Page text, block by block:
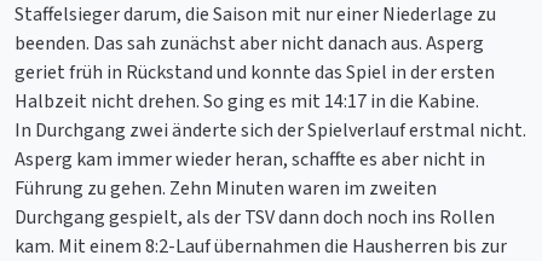
Staffelsieger darum, die Saison mit nur einer Niederlage zu
beenden. Das sah zunächst aber nicht danach aus. Asperg
geriet früh in Rückstand und konnte das Spiel in der ersten
Halbzeit nicht drehen. So ging es mit 14:17 in die Kabine.
In Durchgang zwei änderte sich der Spielverlauf erstmal nicht.
Asperg kam immer wieder heran, schaffte es aber nicht in
Führung zu gehen. Zehn Minuten waren im zweiten
Durchgang gespielt, als der TSV dann doch noch ins Rollen
kam. Mit einem 8:2-Lauf übernahmen die Hausherren bis zur